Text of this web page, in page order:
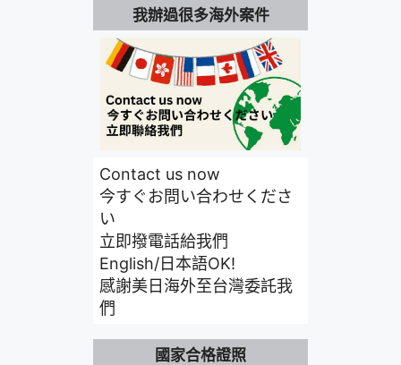
我辦過很多海外案件
Contact us now
今すぐお問い合わせくださ
い
立即撥電話給我們
English/日本語OK!
感謝美日海外至台灣委託我
們
國家合格證照